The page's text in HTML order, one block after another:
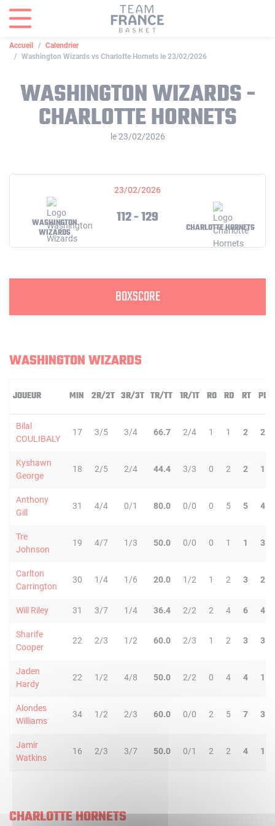
Accueil
Calendrier
Washington Wizards vs Charlotte Hornets le 23/02/2026
WASHINGTON WIZARDS -
CHARLOTTE HORNETS
le 23/02/2026
23/02/2026
WASHINGTON
WIZARDS
112 - 129
CHARLOTTE HORNETS
BOXSCORE
WASHINGTON WIZARDS
JOUEUR MIN 2R/2T 3R/3T TR/TT 1R/1T RO RD RT PD
Bilal
COULIBALY
17 3/5 3/4 66.7 2/4 1 1 2 2
Kyshawn
George
18 2/5 2/4 44.4 3/3 0 2 2 1
Anthony
Gill
31 4/4 0/1 80.0 0/0 0 5 5 4
Tre
Johnson
19 4/7 1/3 50.0 0/0 0 1 1 3
Carlton
Carrington
30 1/4 1/6 20.0 1/2 1 2 3 2
Will Riley 31 3/7 1/4 36.4 2/2 2 4 6 4
Sharife
Cooper
22 2/3 1/2 60.0 2/3 1 2 3 3
Jaden
Hardy
22 1/2 4/8 50.0 2/2 0 4 4 1
Alondes
Williams
34 1/2 2/3 60.0 0/0 2 5 7 3
Jamir
Watkins
16 2/3 3/7 50.0 0/1 2 2 4 1
CHARLOTTE HORNETS
Panneau de gestion des cookies